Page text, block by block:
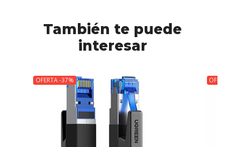
También te puede
interesar
OFERTA -37%